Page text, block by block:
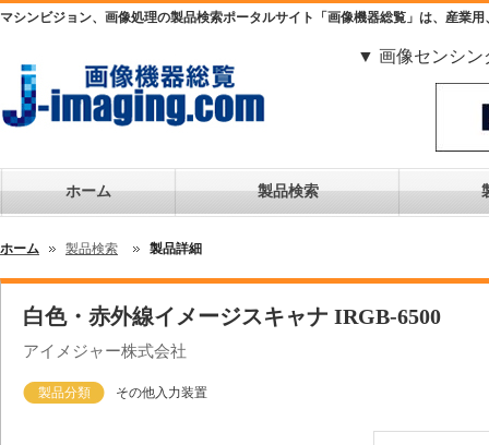
マシンビジョン、画像処理の製品検索ポータルサイト「画像機器総覧」は、産業
▼ 画像センシ
ホーム 製品検索
ホーム 製品検索 製品詳細
白色・赤外線イメージスキャナ IRGB-6500
アイメジャー株式会社
製品分類 その他入力装置